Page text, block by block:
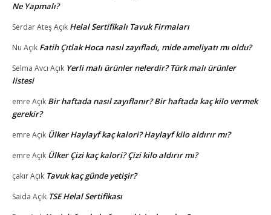
Ne Yapmalı?
Serdar AteşAçık Helal Sertifikalı Tavuk Firmaları
Nu Açık Fatih Çıtlak Hoca nasıl zayıfladı, mide ameliyatı mı oldu?
Selma Avcı Açık Yerli malı ürünler nelerdir? Türk malı ürünler
listesi
emre Açık Bir haftada nasıl zayıflanır? Bir haftada kaç kilo vermek
gerekir?
emre Açık Ülker Haylayf kaç kalori? Haylayf kilo aldırır mı?
emre Açık Ülker Çizi kaç kalori? Çizi kilo aldırır mı?
çakırAçık Tavuk kaç günde yetişir?
Saida Açık TSE Helal Sertifikası